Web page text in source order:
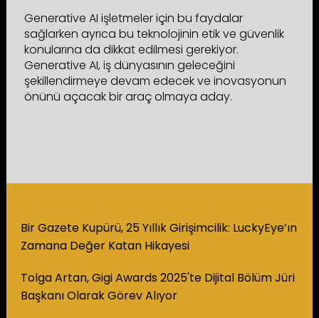
Generative AI işletmeler için bu faydalar
sağlarken ayrıca bu teknolojinin etik ve güvenlik
konularına da dikkat edilmesi gerekiyor.
Generative AI, iş dünyasının geleceğini
şekillendirmeye devam edecek ve inovasyonun
önünü açacak bir araç olmaya aday.
Bir Gazete Kupürü, 25 Yıllık Girişimcilik: LuckyEye’ın
Zamana Değer Katan Hikayesi
Tolga Artan, Gigi Awards 2025'te Dijital Bölüm Jüri
Başkanı Olarak Görev Alıyor